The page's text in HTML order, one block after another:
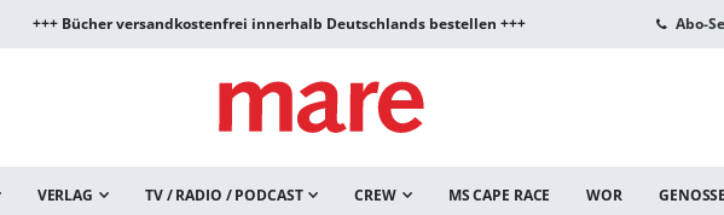
+++ Bücher versandkostenfrei innerhalb Deutschlands bestellen +++ Abo-
VERLAG TV / RADIO / PODCAST CREW MS CAPE RACE WOR